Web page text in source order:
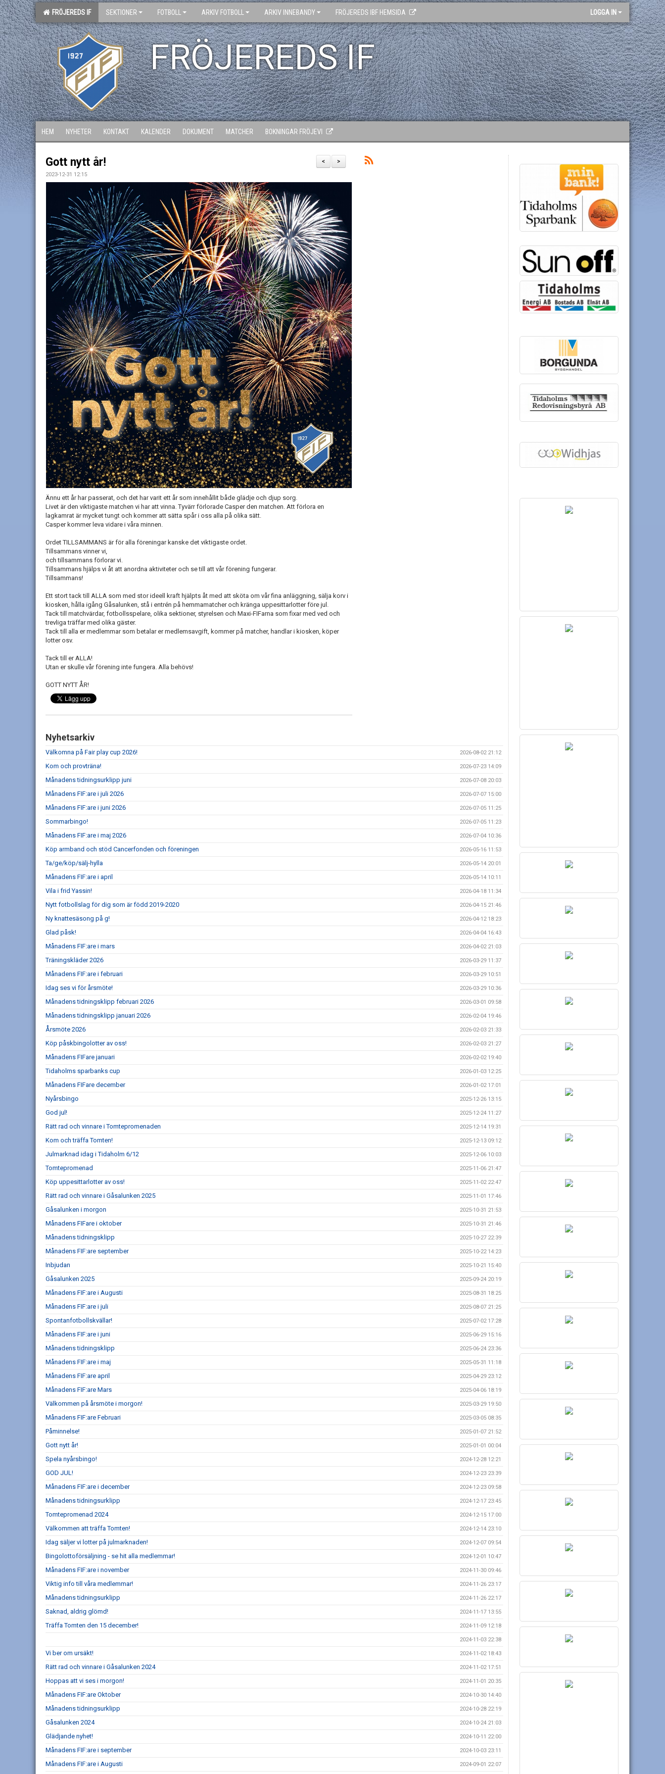
FRÖJEREDS IF SEKTIONER FOTBOLL ARKIV FOTBOLL ARKIV INNEBANDY FRÖJEREDS IBF HEMSIDA LOGGA IN
FRÖJEREDS IF
HEM NYHETER KONTAKT KALENDER DOKUMENT MATCHER BOKNINGAR FRÖJEVI
>
<
Gott nytt år!
2023-12-31 12:15
Ännu ett år har passerat, och det har varit ett år som innehållit både glädje och djup sorg.
Livet är den viktigaste matchen vi har att vinna. Tyvärr förlorade Casper den matchen. Att förlora en
lagkamrat är mycket tungt och kommer att sätta spår i oss alla på olika sätt.
Casper kommer leva vidare i våra minnen.
Ordet TILLSAMMANS är för alla föreningar kanske det viktigaste ordet.
Tillsammans vinner vi,
och tillsammans förlorar vi.
Tillsammans hjälps vi åt att anordna aktiviteter och se till att vår förening fungerar.
Tillsammans!
Ett stort tack till ALLA som med stor ideell kraft hjälpts åt med att sköta om vår fina anläggning, sälja korv i
kiosken, hålla igång Gåsalunken, stå i entrén på hemmamatcher och kränga uppesittarlotter före jul.
Tack till matchvärdar, fotbollsspelare, olika sektioner, styrelsen och Maxi-FIFarna som fixar med ved och
trevliga träffar med olika gäster.
Tack till alla er medlemmar som betalar er medlemsavgift, kommer på matcher, handlar i kiosken, köper
lotter osv.
Tack till er ALLA!
Utan er skulle vår förening inte fungera. Alla behövs!
GOTT NYTT ÅR!
Nyhetsarkiv
Välkomna på Fair play cup 2026! 2026-08-02 21:12
Kom och provträna! 2026-07-23 14:09
Månadens tidningsurklipp juni 2026-07-08 20:03
Månadens FIF:are i juli 2026 2026-07-07 15:00
Månadens FIF:are i juni 2026 2026-07-05 11:25
Sommarbingo! 2026-07-05 11:23
Månadens FIF:are i maj 2026 2026-07-04 10:36
Köp armband och stöd Cancerfonden och föreningen 2026-05-16 11:53
Ta/ge/köp/sälj-hylla 2026-05-14 20:01
Månadens FIF:are i april 2026-05-14 10:11
Vila i frid Yassin! 2026-04-18 11:34
Nytt fotbollslag för dig som är född 2019-2020 2026-04-15 21:46
Ny knattesäsong på g! 2026-04-12 18:23
Glad påsk! 2026-04-04 16:43
Månadens FIF:are i mars 2026-04-02 21:03
Träningskläder 2026 2026-03-29 11:37
Månadens FIF:are i februari 2026-03-29 10:51
Idag ses vi för årsmöte! 2026-03-29 10:36
Månadens tidningsklipp februari 2026 2026-03-01 09:58
Månadens tidningsklipp januari 2026 2026-02-04 19:46
Årsmöte 2026 2026-02-03 21:33
Köp påskbingolotter av oss! 2026-02-03 21:27
Månadens FIFare januari 2026-02-02 19:40
Tidaholms sparbanks cup 2026-01-03 12:25
Månadens FIFare december 2026-01-02 17:01
Nyårsbingo 2025-12-26 13:15
God jul! 2025-12-24 11:27
Rätt rad och vinnare i Tomtepromenaden 2025-12-14 19:31
Kom och träffa Tomten! 2025-12-13 09:12
Julmarknad idag i Tidaholm 6/12 2025-12-06 10:03
Tomtepromenad 2025-11-06 21:47
Köp uppesittarlotter av oss! 2025-11-02 22:47
Rätt rad och vinnare i Gåsalunken 2025 2025-11-01 17:46
Gåsalunken i morgon 2025-10-31 21:53
Månadens FIFare i oktober 2025-10-31 21:46
Månadens tidningsklipp 2025-10-27 22:39
Månadens FIF:are september 2025-10-22 14:23
Inbjudan 2025-10-21 15:40
Gåsalunken 2025 2025-09-24 20:19
Månadens FIF:are i Augusti 2025-08-31 18:25
Månadens FIF:are i juli 2025-08-07 21:25
Spontanfotbollskvällar! 2025-07-02 17:28
Månadens FIF:are i juni 2025-06-29 15:16
Månadens tidningsklipp 2025-06-24 23:36
Månadens FIF:are i maj 2025-05-31 11:18
Månadens FIF:are april 2025-04-29 23:12
Månadens FIF:are Mars 2025-04-06 18:19
Välkommen på årsmöte i morgon! 2025-03-29 19:50
Månadens FIF:are Februari 2025-03-05 08:35
Påminnelse! 2025-01-07 21:52
Gott nytt år! 2025-01-01 00:04
Spela nyårsbingo! 2024-12-28 12:21
GOD JUL! 2024-12-23 23:39
Månadens FIF:are i december 2024-12-23 09:58
Månadens tidningsurklipp 2024-12-17 23:45
Tomtepromenad 2024 2024-12-15 17:00
Välkommen att träffa Tomten! 2024-12-14 23:10
Idag säljer vi lotter på julmarknaden! 2024-12-07 09:54
Bingolottoförsäljning - se hit alla medlemmar! 2024-12-01 10:47
Månadens FIF:are i november 2024-11-30 09:46
Viktig info till våra medlemmar! 2024-11-26 23:17
Månadens tidningsurklipp 2024-11-26 22:17
Saknad, aldrig glömd! 2024-11-17 13:55
Träffa Tomten den 15 december! 2024-11-09 12:18
2024-11-03 22:38
Vi ber om ursäkt! 2024-11-02 18:43
Rätt rad och vinnare i Gåsalunken 2024 2024-11-02 17:51
Hoppas att vi ses i morgon! 2024-11-01 20:35
Månadens FIF:are Oktober 2024-10-30 14:40
Månadens tidningsurklipp 2024-10-28 22:19
Gåsalunken 2024 2024-10-24 21:03
Glädjande nyhet! 2024-10-11 22:00
Månadens FIF:are i september 2024-10-03 23:11
Månadens FIF:are i Augusti 2024-09-01 22:07